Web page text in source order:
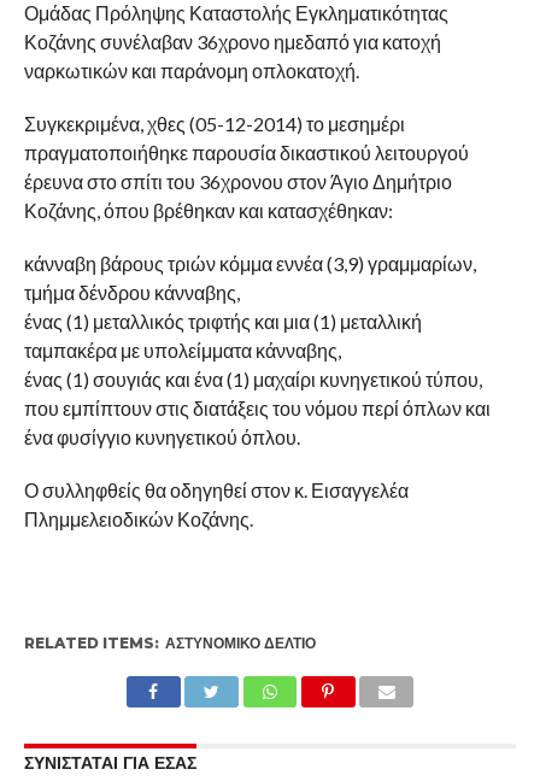
Ομάδας Πρόληψης Καταστολής Εγκληματικότητας
Κοζάνης συνέλαβαν 36χρονο ημεδαπό για κατοχή
ναρκωτικών και παράνομη οπλοκατοχή.
Συγκεκριμένα, χθες (05-12-2014) το μεσημέρι
πραγματοποιήθηκε παρουσία δικαστικού λειτουργού
έρευνα στο σπίτι του 36χρονου στον Άγιο Δημήτριο
Κοζάνης, όπου βρέθηκαν και κατασχέθηκαν:
κάνναβη βάρους τριών κόμμα εννέα (3,9) γραμμαρίων,
τμήμα δένδρου κάνναβης,
ένας (1) μεταλλικός τριφτής και μια (1) μεταλλική
ταμπακέρα με υπολείμματα κάνναβης,
ένας (1) σουγιάς και ένα (1) μαχαίρι κυνηγετικού τύπου,
που εμπίπτουν στις διατάξεις του νόμου περί όπλων και
ένα φυσίγγιο κυνηγετικού όπλου.
Ο συλληφθείς θα οδηγηθεί στον κ. Εισαγγελέα
Πλημμελειοδικών Κοζάνης.
RELATED ITEMS: ΑΣΤΥΝΟΜΙΚΌ ΔΕΛΤΊΟ
ΣΥΝΙΣΤΑΤΑΙ ΓΙΑ ΕΣΑΣ